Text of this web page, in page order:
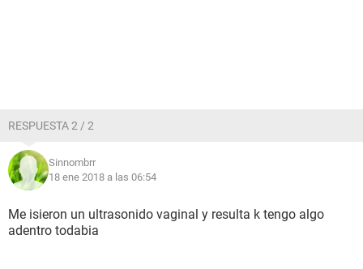
RESPUESTA 2 / 2
Sinnombrr
18 ene 2018 a las 06:54
Me isieron un ultrasonido vaginal y resulta k tengo algo
adentro todabia